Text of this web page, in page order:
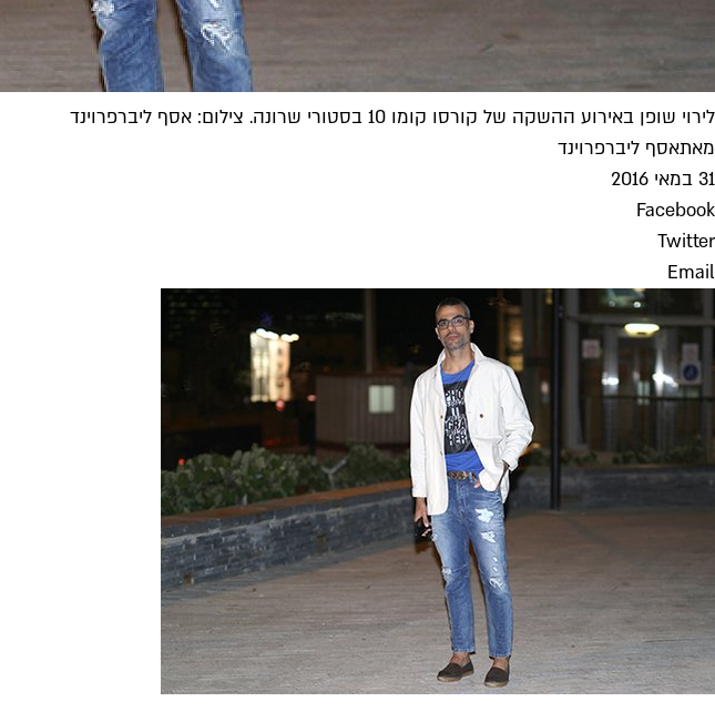
לירוי שופן באירוע ההשקה של קורסו קומו 10 בסטורי שרונה. צילום: אסף ליברפרוינד
מאתאסף ליברפרוינד
31 במאי 2016
Facebook
Twitter
Email